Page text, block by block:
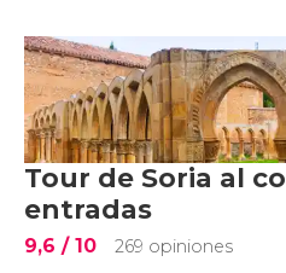
Tour de Soria al
entradas
9,6 / 10
269 opiniones